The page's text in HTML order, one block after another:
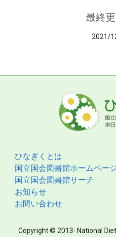
最終
2021/
ひなぎくとは
国立国会図書館ホームペー
国立国会図書館サーチ
お知らせ
お問い合わせ
Copyright © 2013- National